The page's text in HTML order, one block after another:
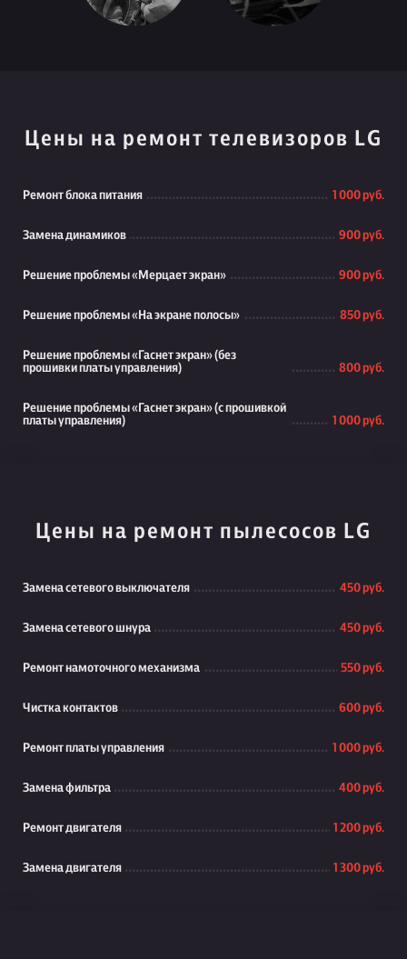
Цены на ремонт телевизоров LG
Ремонт блока питания 1 000 руб.
Замена динамиков 900 руб.
Решение проблемы «Мерцает экран» 900 руб.
Решение проблемы «На экране полосы» 850 руб.
Решение проблемы «Гаснет экран» (без
прошивки платы управления)
800 руб.
Решение проблемы «Гаснет экран» (с прошивкой
платы управления)
1 000 руб.
Цены на ремонт пылесосов LG
Замена сетевого выключателя 450 руб.
Замена сетевого шнура 450 руб.
Ремонт намоточного механизма 550 руб.
Чистка контактов 600 руб.
Ремонт платы управления 1 000 руб.
Замена фильтра 400 руб.
Ремонт двигателя 1 200 руб.
Замена двигателя 1 300 руб.